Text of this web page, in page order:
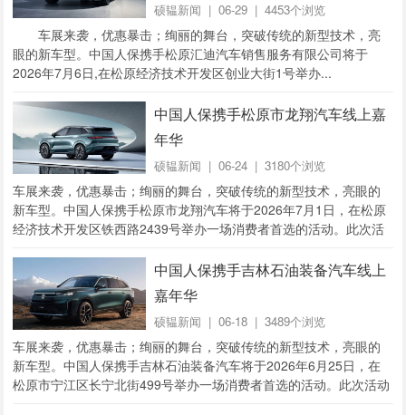
硕韫新闻 | 06-29 | 4453个浏览
车展来袭，优惠暴击；绚丽的舞台，突破传统的新型技术，亮
眼的新车型。中国人保携手松原汇迪汽车销售服务有限公司将于
2026年7月6日,在松原经济技术开发区创业大街1号举办...
中国人保携手松原市龙翔汽车线上嘉
年华
硕韫新闻 | 06-24 | 3180个浏览
车展来袭，优惠暴击；绚丽的舞台，突破传统的新型技术，亮眼的
新车型。中国人保携手松原市龙翔汽车将于2026年7月1日，在松原
经济技术开发区铁西路2439号举办一场消费者首选的活动。此次活
中国人保携手吉林石油装备汽车线上
嘉年华
硕韫新闻 | 06-18 | 3489个浏览
车展来袭，优惠暴击；绚丽的舞台，突破传统的新型技术，亮眼的
新车型。中国人保携手吉林石油装备汽车将于2026年6月25日，在
松原市宁江区长宁北街499号举办一场消费者首选的活动。此次活动